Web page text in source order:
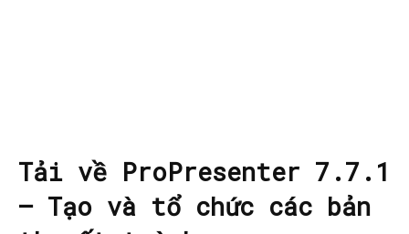
Tải về ProPresenter 7.7.1
– Tạo và tổ chức các bản